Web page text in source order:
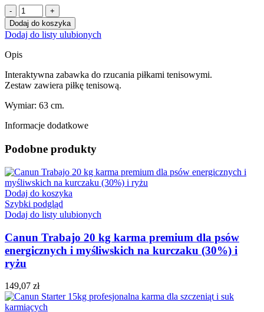
ilość
ARQUIVET
Zabawka
rzutka
z
dla
psa
cm
Dodaj do koszyka
Dodaj do listy ulubionych
Opis
Interaktywna zabawka do rzucania piłkami tenisowymi.
Zestaw zawiera piłkę tenisową.
Wymiar: 63 cm.
Informacje dodatkowe
Podobne produkty
Dodaj do koszyka
Szybki podgląd
Dodaj do listy ulubionych
Canun Trabajo 20 kg karma premium dla psów
energicznych i myśliwskich na kurczaku (30%) i
ryżu
149,07 zł